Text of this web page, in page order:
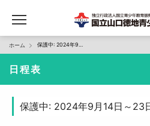
ホーム
日程表
保護中: 2024年9月14日～23